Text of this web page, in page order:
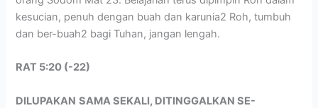
kesucian, penuh dengan buah dan karunia2 Roh, tumbuh
dan ber-buah2 bagi Tuhan, jangan lengah.
RAT 5:20 (-22)
DILUPAKAN SAMA SEKALI, DITINGGALKAN SE-